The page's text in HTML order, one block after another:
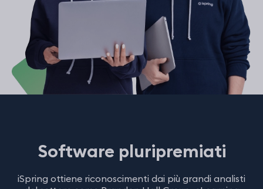
Software pluripremiati
iSpring ottiene riconoscimenti dai più grandi analisti